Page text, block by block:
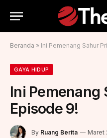
Beranda » Ini Pemenang Sahur
GAYA HIDUP
Ini Pemenang
Episode 9!
By Ruang Berita Maret